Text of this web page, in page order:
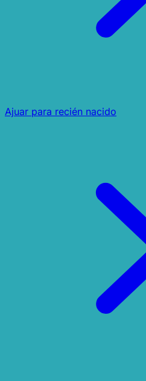
Ajuar para recién nacido